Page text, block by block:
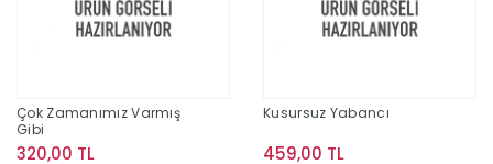
Çok Zamanımız Varmış
Gibi
320,00 TL
Kusursuz Yabancı
459,00 TL